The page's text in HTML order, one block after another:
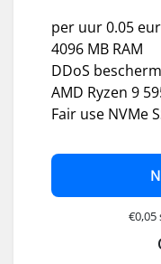
per uur 0.05
4096 MB RAM
DDoS
AMD Ryzen 9
Fair use NVMe